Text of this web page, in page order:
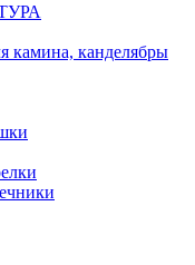
камина, канделябры